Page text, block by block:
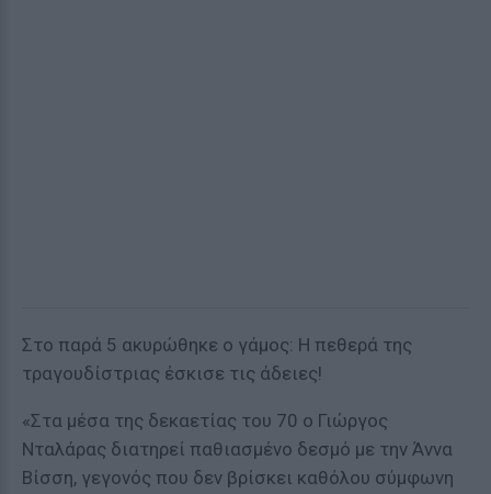
Στο παρά 5 ακυρώθηκε ο γάμος: Η πεθερά της
τραγουδίστριας έσκισε τις άδειες!
«Στα μέσα της δεκαετίας του 70 ο Γιώργος
Νταλάρας διατηρεί παθιασμένο δεσμό με την Άννα
Βίσση, γεγονός που δεν βρίσκει καθόλου σύμφωνη